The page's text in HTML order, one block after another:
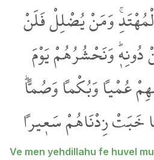
وَمَنْ يُضْلِلْ فَلَنْ
دُونِه۪ۜ وَنَحْشُرُهُمْ يَوْمَ
عُمْياً وَبُكْماً وَصُماًّۜ
خَبَتْ زِدْنَاهُمْ سَع۪يراً
Ve men yehdillahu fe huvel